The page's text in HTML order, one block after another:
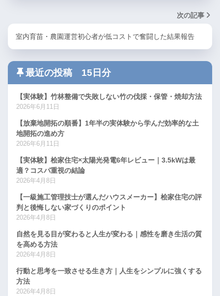
次の記事
室内育苗・農園運営初心者が低コストで奮闘した結果報告
最近の投稿 15日分
【実体験】竹林整備で失敗しない竹の伐採・保管・焼却方法
2026年6月11日
【放棄地開拓の順番】1年半の実体験から学んだ効率的な土
地開拓の進め方
2026年6月11日
【実体験】桧家住宅×太陽光発電6年レビュー｜3.5kWは最
適？コスパ重視の結論
2026年4月8日
【一級施工管理技士が選んだハウスメーカー】桧家住宅の評
判と後悔しない家づくりのポイント
2026年4月8日
自然を見る目が変わると人生が変わる｜感性を磨き生活の質
を高める方法
2026年4月8日
行動と思考を一致させる生き方｜人生をシンプルに強くする
方法
2026年4月8日